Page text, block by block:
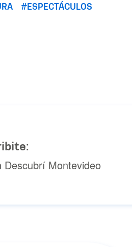
ESPECTÁCULOS
Descubrí Montevideo